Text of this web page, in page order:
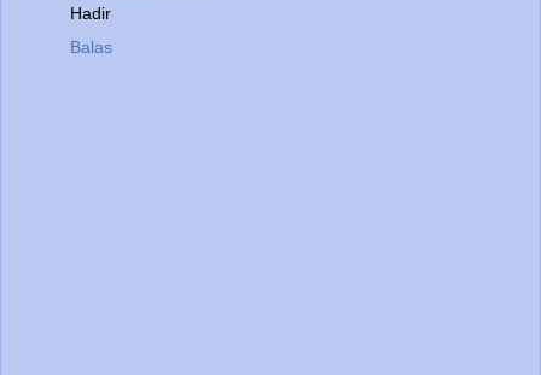
Hadir
Balas